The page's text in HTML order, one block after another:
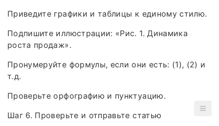
Приведите графики и таблицы к единому стилю.
Подпишите иллюстрации: «Рис. 1. Динамика
роста продаж».
Пронумеруйте формулы, если они есть: (1), (2) и
т. д.
Проверьте орфографию и пунктуацию.
Шаг 6. Проверьте и отправьте статью